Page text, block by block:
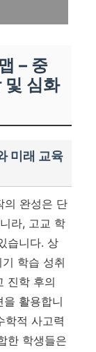
– 중
및 심화
미래 교육
의 완성은 단
라, 고교 학
습니다. 상
학습 성취
진학 후의
활용합니
학적 사고력
한 학생들은